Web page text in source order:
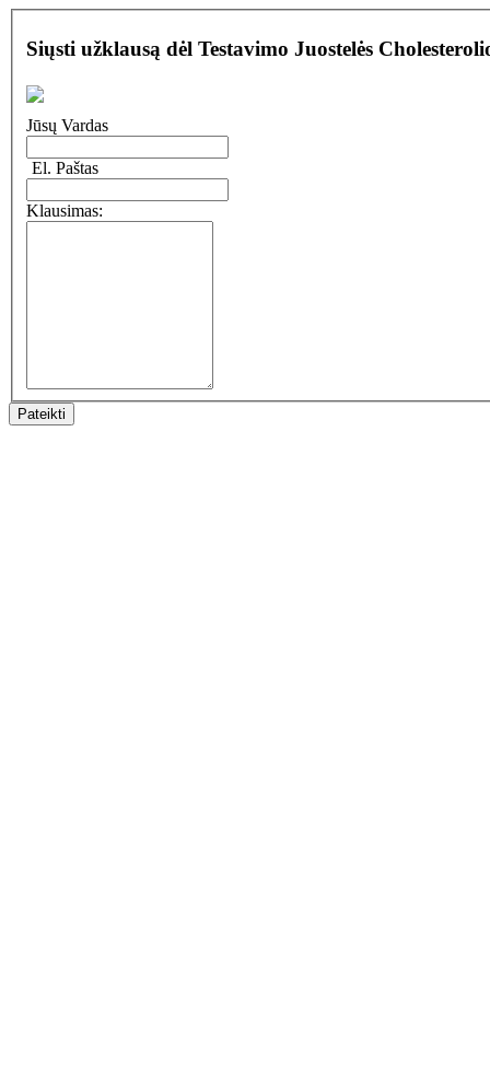
Siųsti užklausą dėl Testavimo Juostelės
Jūsų Vardas
El. Paštas
Klausimas: